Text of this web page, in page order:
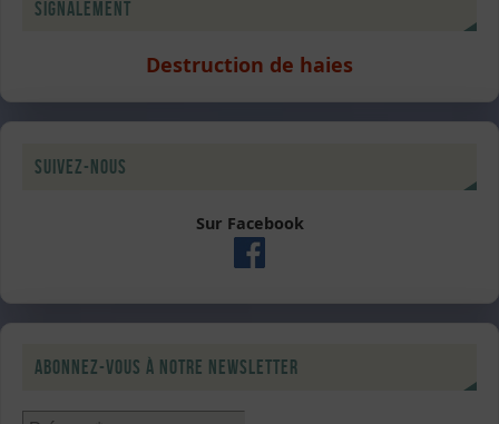
Signalement
Destruction de haies
Suivez-nous
Sur Facebook
Abonnez-vous à notre newsletter